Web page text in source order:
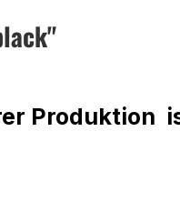
Produktion